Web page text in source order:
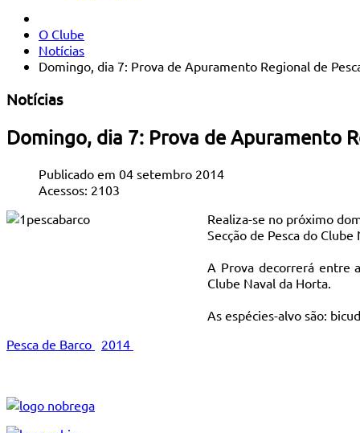
O Clube
Notícias
Domingo, dia 7: Prova de Apuramento Regional de
Notícias
Domingo, dia 7: Prova de Apuramento
Publicado em 04 setembro 2014
Acessos: 2103
Realiza-se no próximo
Secção de Pesca do
A Prova decorrerá entre
Clube Naval da Horta.
As espécies-alvo são:
Pesca de Barco
2014